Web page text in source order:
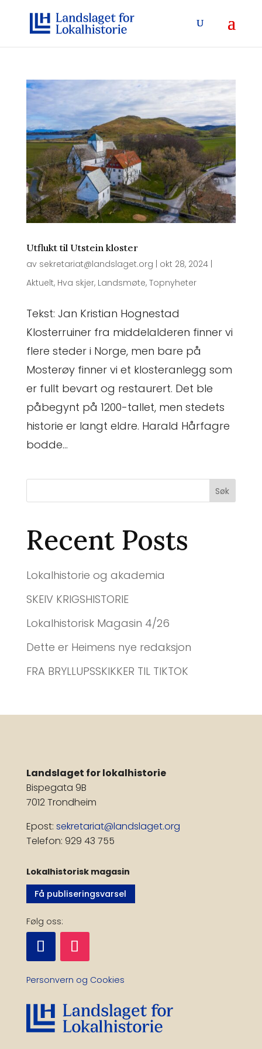
Utflukt til Utstein kloster
av sekretariat@landslaget.org | okt 28, 2024|
Aktuelt, Hva skjer, Landsmøte, Topnyheter
Tekst: Jan Kristian Hognestad
Klosterruiner fra middelalderen finner vi
flere steder i Norge, men bare på
Mosterøy finner vi et klosteranlegg som
er fullt bevart og restaurert. Det ble
påbegynt på 1200-tallet, men stedets
historie er langt eldre. Harald Hårfagre
bodde...
Søk
Recent Posts
Lokalhistorie og akademia
SKEIV KRIGSHISTORIE
Lokalhistorisk Magasin 4/26
Dette er Heimens nye redaksjon
FRA BRYLLUPSSKIKKER TIL TIKTOK
Landslaget for lokalhistorie
Bispegata 9B
7012 Trondheim
Epost: sekretariat@landslaget.org
Telefon: 929 43 755
Lokalhistorisk magasin
Få publiseringsvarsel
Følg oss:
Personvern og Cookies